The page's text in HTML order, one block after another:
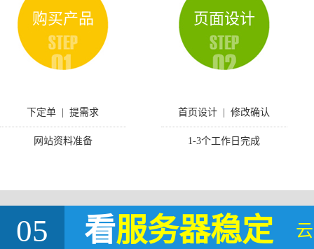
购买产品
下定单 | 提需求
网站资料准备
页面设计
首页设计 | 修改确认
1-3个工作日完成
05 看服务器稳定